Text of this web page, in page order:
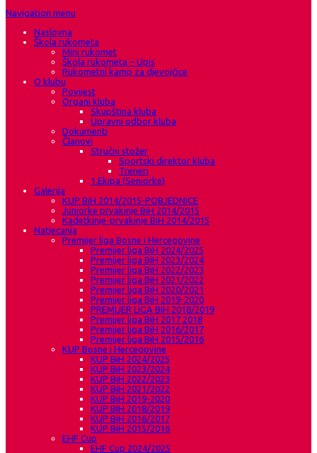
Navigation menu
Naslovna
Škola rukometa
Mini rukomet
Škola rukometa – Upis
Rukometni kamp za djevojčice
O klubu
Povijest
Organi kluba
Skupština kluba
Upravni odbor kluba
Dokumenti
Članovi
Stručni stožer
Sportski direktor kluba
Treneri
1.Ekipa (Seniorke)
Galerija
KUP BiH 2014/2015-POBJEDNICE
Juniorke prvakinje BiH 2014/2015
Kadetkinje-prvakinje BiH 2014/2015
Natjecanja
Premijer liga Bosne i Hercegovine
Premijer liga BiH 2024/2025
Premijer liga BiH 2023/2024
Premijer liga BiH 2022/2023
Premijer liga BiH 2021/2022
Premijer liga BiH 2020/2021
Premijer liga BiH 2019-2020
PREMIJER LIGA BIH 2018/2019
Premijer liga BiH 2017 2018
Premijer liga BiH 2016/2017
Premijer liga BiH 2015/2016
KUP Bosne i Hercegovine
KUP BiH 2024/2025
KUP BiH 2023/2024
KUP BiH 2022/2023
KUP BiH 2021/2022
KUP BiH 2019-2020
KUP BIH 2018/2019
KUP BiH 2016/2017
KUP BiH 2015/2016
EHF Cup
EHF Cup 2024/2025